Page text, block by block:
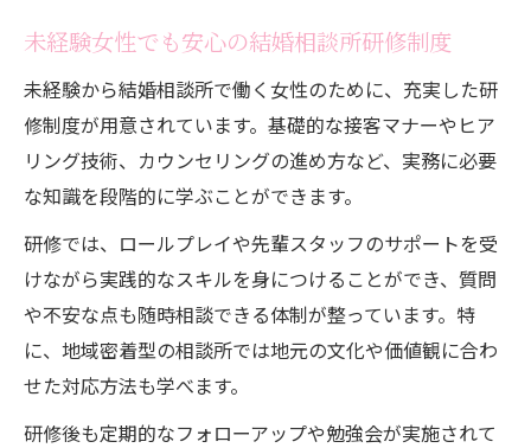
未経験女性でも安心の結婚相談所研修制度
未経験から結婚相談所で働く女性のために、充実した研
修制度が用意されています。基礎的な接客マナーやヒア
リング技術、カウンセリングの進め方など、実務に必要
な知識を段階的に学ぶことができます。
研修では、ロールプレイや先輩スタッフのサポートを受
けながら実践的なスキルを身につけることができ、質問
や不安な点も随時相談できる体制が整っています。特
に、地域密着型の相談所では地元の文化や価値観に合わ
せた対応方法も学べます。
研修後も定期的なフォローアップや勉強会が実施されて